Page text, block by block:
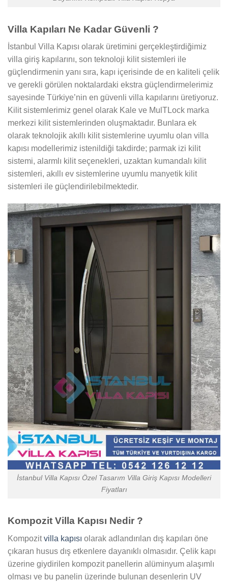
Villa Kapıları Ne Kadar Güvenli ?
İstanbul Villa Kapısı olarak üretimini gerçekleştirdiğimiz
villa giriş kapılarını, son teknoloji kilit sistemleri ile
güçlendirmenin yanı sıra, kapı içerisinde de en kaliteli çelik
ve gerekli görülen noktalardaki ekstra güçlendirmelerimiz
sayesinde Türkiye’nin en güvenli villa kapılarını üretiyoruz.
Kilit sistemlerimiz genel olarak Kale ve MulTLock marka
merkezi kilit sistemlerinden oluşmaktadır. Bunlara ek
olarak teknolojik akıllı kilit sistemlerine uyumlu olan villa
kapısı modellerimiz istenildiği takdirde; parmak izi kilit
sistemi, alarmlı kilit seçenekleri, uzaktan kumandalı kilit
sistemleri, akıllı ev sistemlerine uyumlu manyetik kilit
sistemleri ile güçlendirilebilmektedir.
İstanbul Villa Kapısı Özel Tasarım Villa Giriş Kapısı Modelleri
Fiyatları
Kompozit Villa Kapısı Nedir ?
Kompozitvilla kapısı olarak adlandırılan dış kapıları öne
çıkaran husus dış etkenlere dayanıklı olmasıdır. Çelik kapı
üzerine giydirilen kompozit panellerin alüminyum alaşımlı
olması ve bu panelin üzerinde bulunan desenlerin UV